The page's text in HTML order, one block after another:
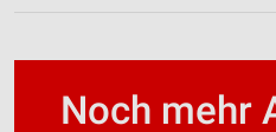
Noch mehr